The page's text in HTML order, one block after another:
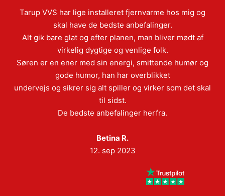
Tarup VVS har lige installeret fjernvarme hos mig og
skal have de bedste anbefalinger.
Alt gik bare glat og efter planen, man bliver mødt af
virkelig dygtige og venlige folk.
Søren er en ener med sin energi, smittende humør og
gode humor, han har overblikket
undervejs og sikrer sig alt spiller og virker som det skal
til sidst.
De bedste anbefalinger herfra.
Betina R.
12. sep 2023